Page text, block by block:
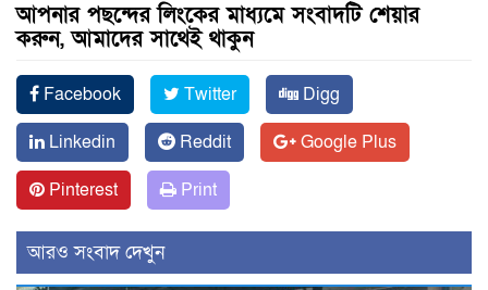
আপনার পছন্দের লিংকের মাধ্যমে সংবাদটি শেয়ার
করুন, আমাদের সাথেই থাকুন
Facebook Twitter
Digg
Linkedin
Reddit
Google Plus
Pinterest
Print
আরও সংবাদ দেখুন